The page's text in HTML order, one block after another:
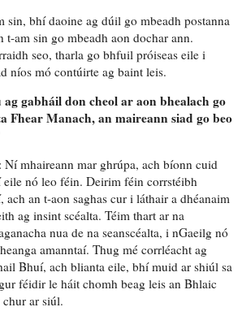
sin, bhí daoine ag dúil go mbeadh postanna
t-am sin go mbeadh aon dochar ann.
seo, tharla go bhfuil próiseas eile i
níos mó contúirte ag baint leis.
gabháil don cheol ar aon bhealach go
Fhear Manach,an maireann siad go beo
Ní mhaireann mar ghrúpa, ach bíonn cuid
eile nó leo féin. Deirim féin corrstéibh
ach an t-aon saghas cur i láthair a dhéanaim
ag insint scéalta. Téim thart ar na
nua de na seanscéalta, i nGaeilg nó
amanntaí. Thug mé corrléacht ag
Bhuí, ach blianta eile, bhí muid ar shiúl sa
féidir le háit chomh beag leis an Bhlaic
chur ar siúl.